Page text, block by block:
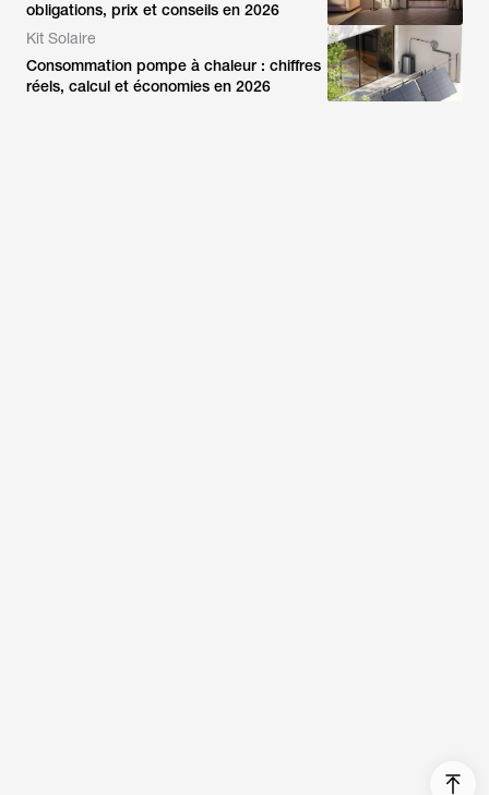
obligations, prix et conseils en 2026
Kit Solaire
Consommation pompe à chaleur : chiffres
réels, calcul et économies en 2026